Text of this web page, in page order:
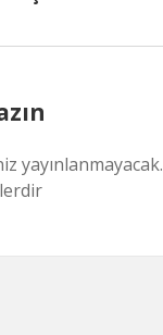
yayınlanmayacak.